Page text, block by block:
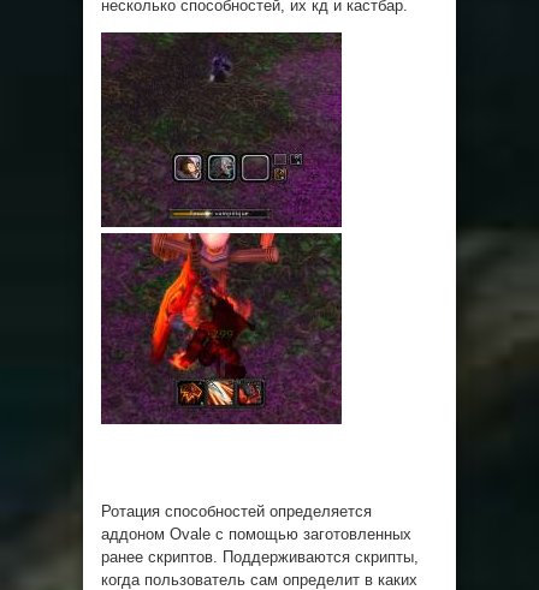
несколько способностей, их кд и кастбар.
Ротация способностей определяется
аддоном Ovale с помощью заготовленных
ранее скриптов. Поддерживаются скрипты,
когда пользователь сам определит в каких